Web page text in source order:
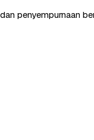
penyempurnaan